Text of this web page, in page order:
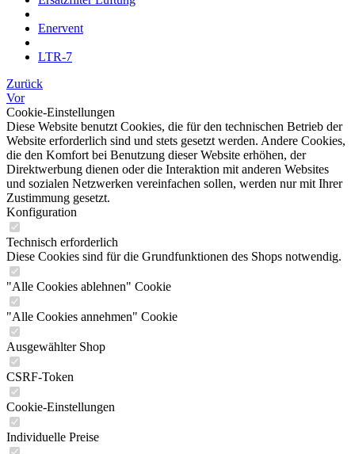
Enervent
LTR-7
Zurück
Vor
Cookie-Einstellungen
Diese Website benutzt Cookies, die für den technischen Betrieb der
Website erforderlich sind und stets gesetzt werden. Andere Cookies,
die den Komfort bei Benutzung dieser Website erhöhen, der
Direktwerbung dienen oder die Interaktion mit anderen Websites
und sozialen Netzwerken vereinfachen sollen, werden nur mit Ihrer
Zustimmung gesetzt.
Konfiguration
Technisch erforderlich
Diese Cookies sind für die Grundfunktionen des Shops notwendig.
"Alle Cookies ablehnen" Cookie
"Alle Cookies annehmen" Cookie
Ausgewählter Shop
CSRF-Token
Cookie-Einstellungen
Individuelle Preise